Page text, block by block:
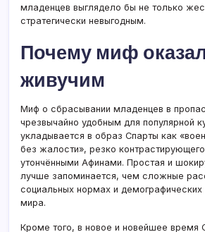
младенцев выглядело бы не только
стратегически невыгодным.
Почему миф
живучим
Миф о сбрасывании младенцев в
чрезвычайно удобным для популярной
укладывается в образ Спарты как
без жалости», резко
утончёнными Афинами. Простая и
лучше запоминается, чем сложные
социальных нормах и демографических
мира.
Кроме того, в новое и новейшее время